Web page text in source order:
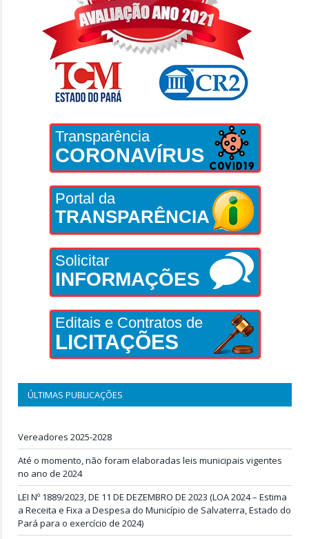
Transparência
CORONAVÍRUS
Portal da
TRANSPARÊNCIA
Solicitar
INFORMAÇÕES
Editais e Contratos de
LICITAÇÕES
ÚLTIMAS PUBLICAÇÕES
Vereadores 2025-2028
Até o momento, não foram elaboradas leis municipais vigentes
no ano de 2024
LEI Nº 1889/2023, DE 11 DE DEZEMBRO DE 2023 (LOA 2024 – Estima
a Receita e Fixa a Despesa do Município de Salvaterra, Estado do
Pará para o exercício de 2024)